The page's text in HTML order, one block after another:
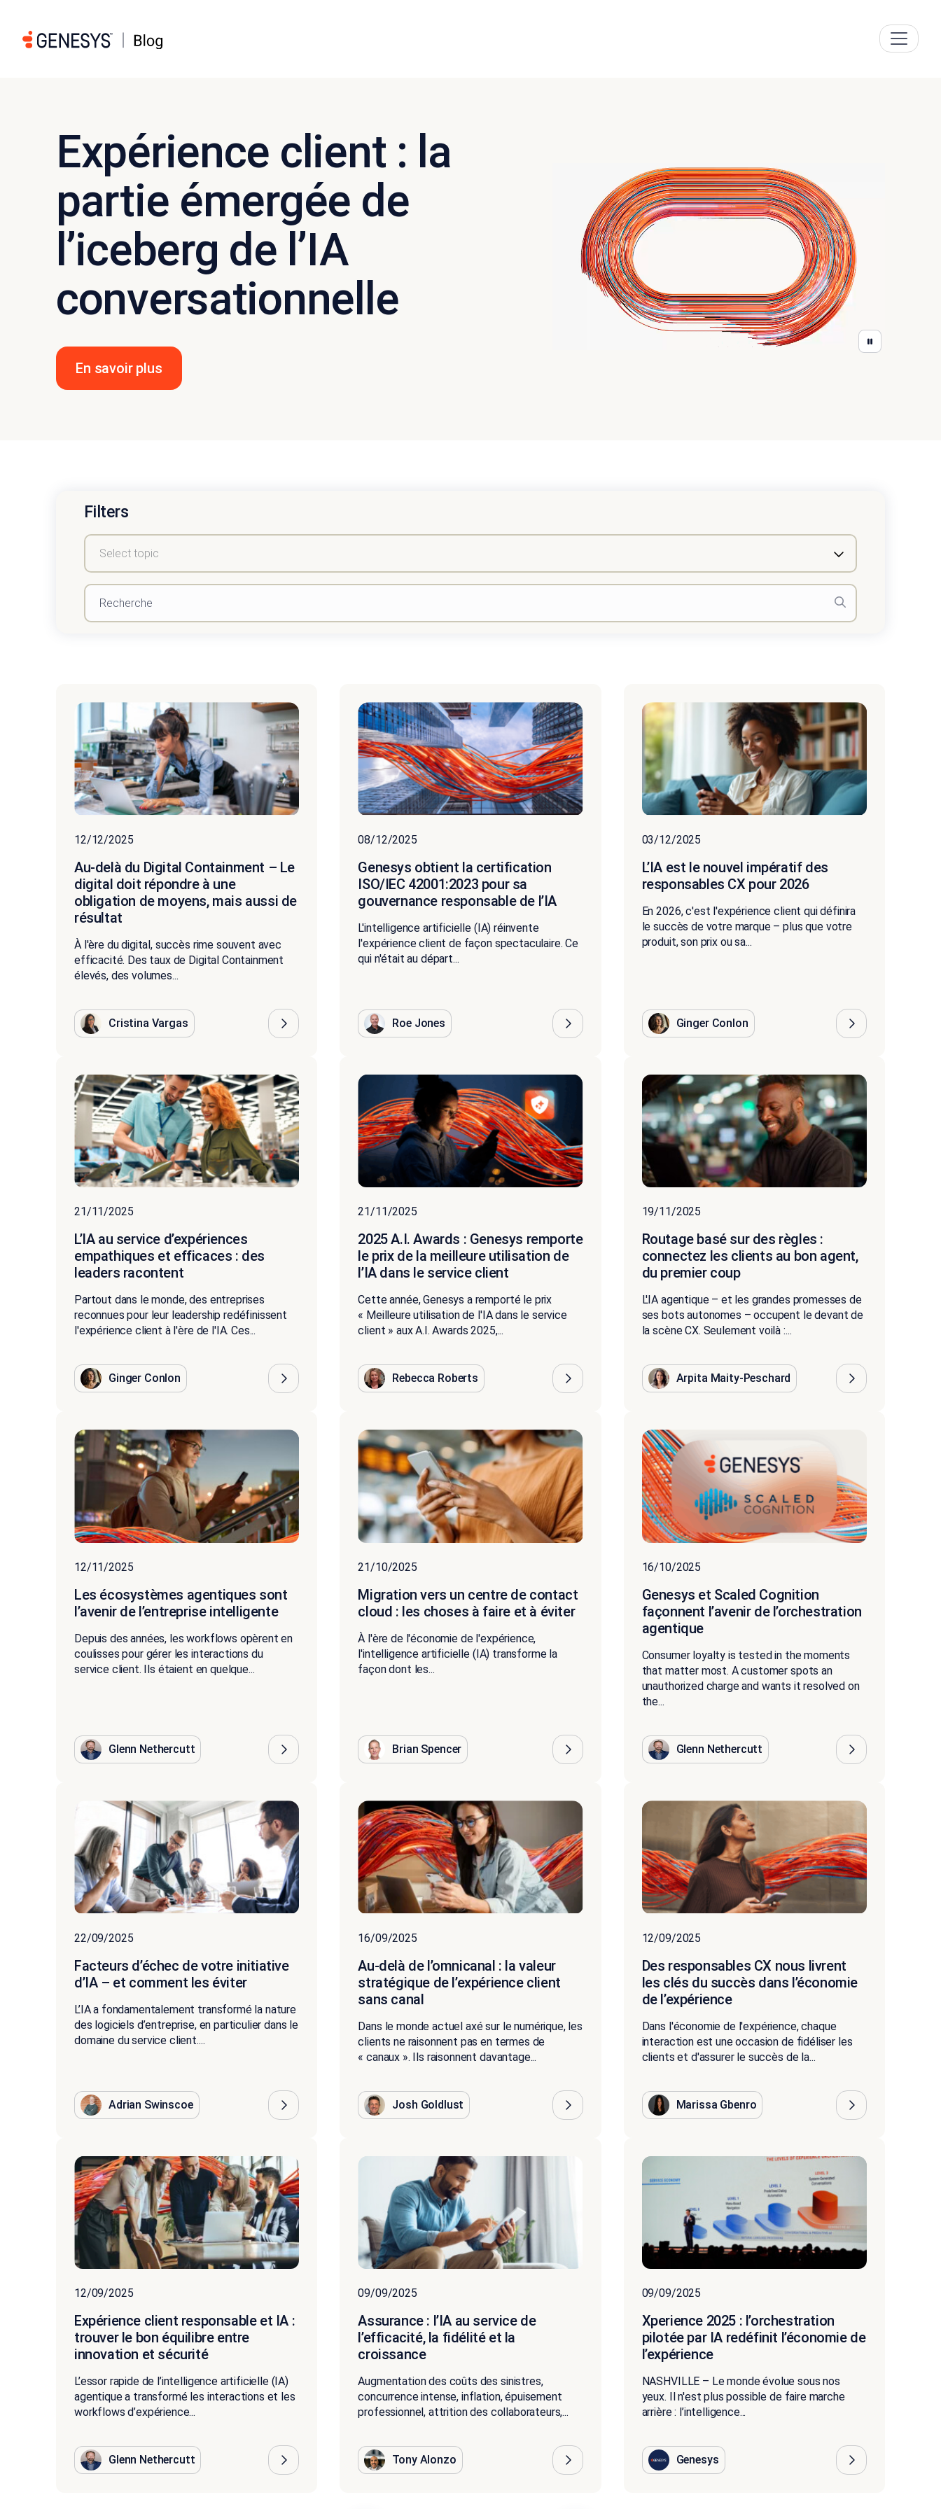
Expérience client : la
partie émergée de
l’iceberg de l’IA
conversationnelle
En savoir plus
Filters
12/12/2025
Au-delà du Digital Containment – Le
digital doit répondre à une
obligation de moyens, mais aussi de
résultat
À l'ère du digital, succès rime souvent avec
efficacité. Des taux de Digital Containment
élevés, des volumes...
Cristina Vargas
08/12/2025
Genesys obtient la certification
ISO/IEC 42001:2023 pour sa
gouvernance responsable de l’IA
L'intelligence artificielle (IA) réinvente
l'expérience client de façon spectaculaire. Ce
qui n'était au départ...
Roe Jones
03/12/2025
L’IA est le nouvel impératif des
responsables CX pour 2026
En 2026, c'est l'expérience client qui définira
le succès de votre marque – plus que votre
produit, son prix ou sa...
Ginger Conlon
21/11/2025
L’IA au service d’expériences
empathiques et efficaces : des
leaders racontent
Partout dans le monde, des entreprises
reconnues pour leur leadership redéfinissent
l'expérience client à l'ère de l'IA. Ces...
Ginger Conlon
21/11/2025
2025 A.I. Awards : Genesys remporte
le prix de la meilleure utilisation de
l’IA dans le service client
Cette année, Genesys a remporté le prix
« Meilleure utilisation de l'IA dans le service
client » aux A.I. Awards 2025,...
Rebecca Roberts
19/11/2025
Routage basé sur des règles :
connectez les clients au bon agent,
du premier coup
L'IA agentique – et les grandes promesses de
ses bots autonomes – occupent le devant de
la scène CX. Seulement voilà :...
Arpita Maity-Peschard
12/11/2025
Les écosystèmes agentiques sont
l’avenir de l’entreprise intelligente
Depuis des années, les workflows opèrent en
coulisses pour gérer les interactions du
service client. Ils étaient en quelque...
Glenn Nethercutt
21/10/2025
Migration vers un centre de contact
cloud : les choses à faire et à éviter
À l'ère de l'économie de l'expérience,
l'intelligence artificielle (IA) transforme la
façon dont les...
Brian Spencer
16/10/2025
Genesys et Scaled Cognition
façonnent l’avenir de l’orchestration
agentique
Consumer loyalty is tested in the moments
that matter most. A customer spots an
unauthorized charge and wants it resolved on
the...
Glenn Nethercutt
22/09/2025
Facteurs d’échec de votre initiative
d’IA – et comment les éviter
L’IA a fondamentalement transformé la nature
des logiciels d’entreprise, en particulier dans le
domaine du service client....
Adrian Swinscoe
16/09/2025
Au-delà de l’omnicanal : la valeur
stratégique de l’expérience client
sans canal
Dans le monde actuel axé sur le numérique, les
clients ne raisonnent pas en termes de
« canaux ». Ils raisonnent davantage...
Josh Goldlust
12/09/2025
Des responsables CX nous livrent
les clés du succès dans l’économie
de l’expérience
Dans l'économie de l'expérience, chaque
interaction est une occasion de fidéliser les
clients et d'assurer le succès de la...
Marissa Gbenro
12/09/2025
Expérience client responsable et IA :
trouver le bon équilibre entre
innovation et sécurité
L’essor rapide de l’intelligence artificielle (IA)
agentique a transformé les interactions et les
workflows d’expérience...
Glenn Nethercutt
09/09/2025
Assurance : l’IA au service de
l’efficacité, la fidélité et la
croissance
Augmentation des coûts des sinistres,
concurrence intense, inflation, épuisement
professionnel, attrition des collaborateurs,...
Tony Alonzo
09/09/2025
Xperience 2025 : l’orchestration
pilotée par IA redéfinit l’économie de
l’expérience
NASHVILLE – Le monde évolue sous nos
yeux. Il n'est plus possible de faire marche
arrière : l’intelligence...
Genesys